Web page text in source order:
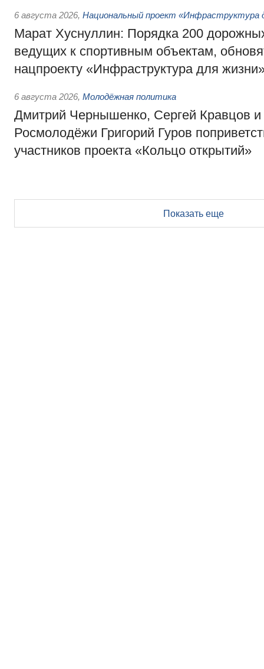
6 августа 2026, Национальный проект «Инфраструктура
Марат Хуснуллин: Порядка 200
ведущих к спортивным объектам,
нацпроекту «Инфраструктура для
6 августа 2026, Молодёжная политика
Дмитрий Чернышенко, Сергей Кравцов и
Росмолодёжи Григорий Гуров
участников проекта «Кольцо открытий»
Показать еще